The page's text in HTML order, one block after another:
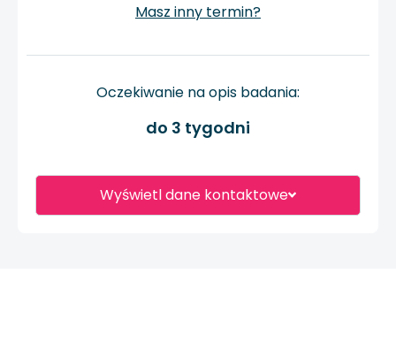
Wyświetl dane kontaktowe
Masz inny termin?
Oczekiwanie na opis badania:
do 3 tygodni